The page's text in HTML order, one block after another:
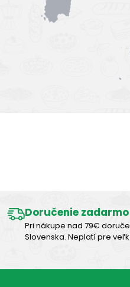
Doručenie zadarmo
Pri nákupe nad 79€
Slovenska. Neplatí pre